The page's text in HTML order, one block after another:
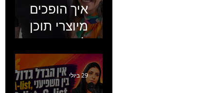
איך הופכים
מיוצרי תוכן
למכונת
קמפיינים? פרק
446 עם יערה
29 ביולי